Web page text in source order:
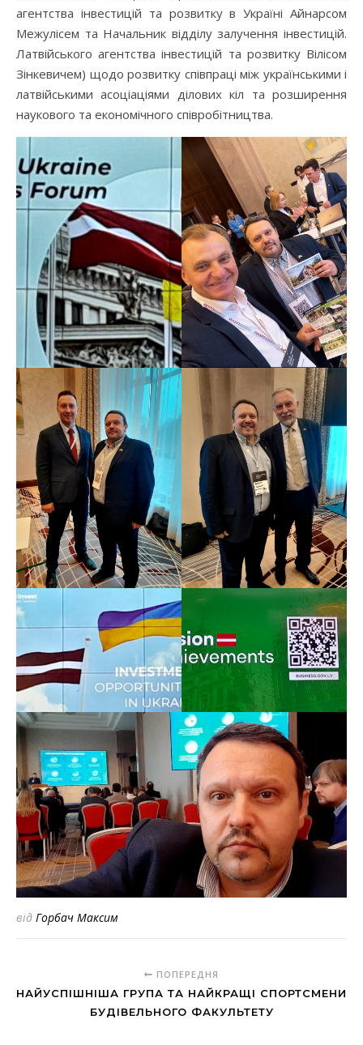
агентства інвестицій та розвитку в Україні Айнарсом
Межулісем та Начальник відділу залучення інвестицій.
Латвійського агентства інвестицій та розвитку Вілісом
Зінкевичем) щодо розвитку співпраці між українськими і
латвійськими асоціаціями ділових кіл та розширення
наукового та економічного співробітництва.
від Горбач Максим
ПОПЕРЕДНЯ
НАЙУСПІШНІША ГРУПА ТА НАЙКРАЩІ СПОРТСМЕНИ
БУДІВЕЛЬНОГО ФАКУЛЬТЕТУ